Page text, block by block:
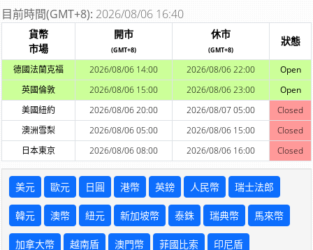
目前時間(GMT+8): 2026/08/06 16:40
貨幣
市場
開市
(GMT+8)
休市
(GMT+8)
狀態
德國法蘭克福 2026/08/06 14:00 2026/08/06 22:00
Open
英國倫敦
2026/08/06 15:00 2026/08/06 23:00
Open
美國紐約
2026/08/06 20:00 2026/08/07 05:00
Closed
澳洲雪梨
2026/08/06 05:00 2026/08/06 15:00
Closed
日本東京
2026/08/06 08:00 2026/08/06 16:00 Closed
美元 歐元 日圓 港幣 英鎊 人民幣 瑞士法郎
韓元 澳幣 紐元 新加坡幣 泰銖 瑞典幣 馬來幣
加拿大幣 越南盾 澳門幣 菲國比索 印尼盾